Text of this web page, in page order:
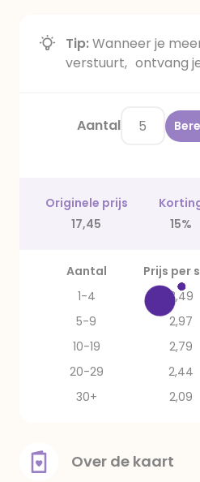
Tip:Wanneer je
verstuurt, ontvang
Aantal
Originele prijs
17,45
15%
Aantal Prijs per
1-4
3,49
5-9
2,97
10-19
2,79
20-29
2,44
30+
2,09
Over de kaart